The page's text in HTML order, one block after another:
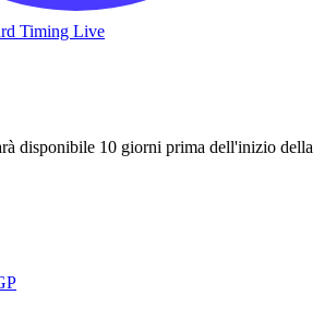
Timing Live
disponibile 10 giorni prima dell'inizio della